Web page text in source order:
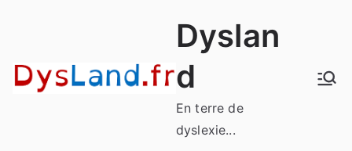
Dyslan
d
En terre de
dyslexie...